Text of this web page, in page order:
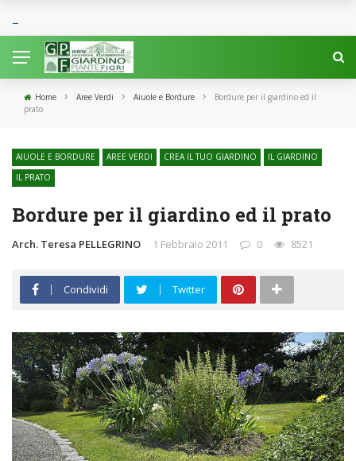
Home › Aree Verdi › Aiuole e Bordure ›
Bordure per il giardino ed il
prato
AIUOLE E BORDURE AREE VERDI CREA IL TUO GIARDINO
IL GIARDINO
IL PRATO
Bordure per il giardino ed il prato
Arch. Teresa PELLEGRINO 1 Febbraio 2011 0 8521
Condividi Twitter